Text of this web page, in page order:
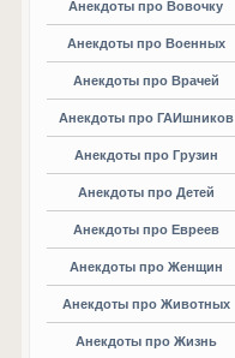
Анекдоты про Вовочку
Анекдоты про Военных
Анекдоты про Врачей
Анекдоты про ГАИшников
Анекдоты про Грузин
Анекдоты про Детей
Анекдоты про Евреев
Анекдоты про Женщин
Анекдоты про Животных
Анекдоты про Жизнь